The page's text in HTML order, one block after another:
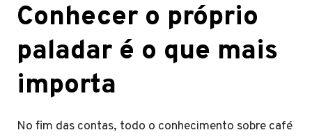
Conhecer o próprio
paladar é o que mais
importa
No fim das contas, todo o conhecimento sobre café